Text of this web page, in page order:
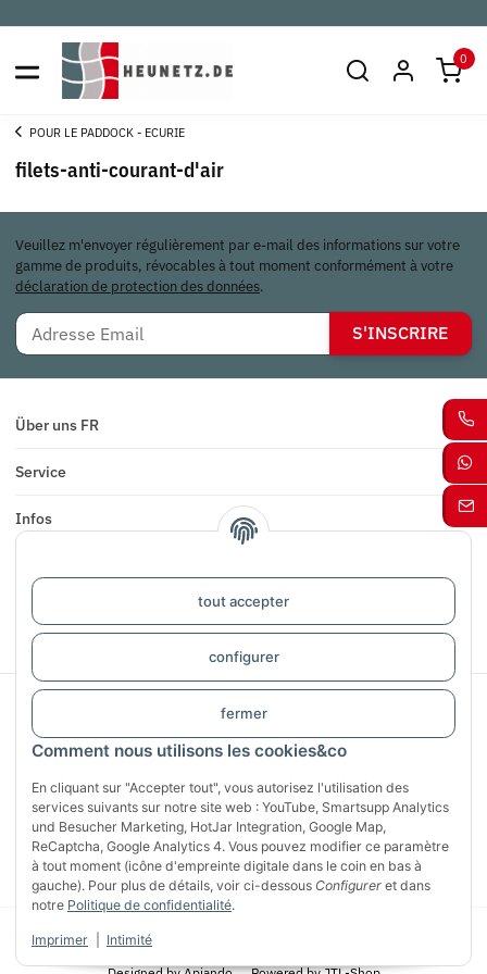
Comment nous utilisons les cookies&co
En cliquant sur "Accepter tout", vous autorisez l'utilisation des
services suivants sur notre site web : YouTube, Smartsupp Analytics
und Besucher Marketing, HotJar Integration, Google Map,
ReCaptcha, Google Analytics 4. Vous pouvez modifier ce paramètre
à tout moment (icône d'empreinte digitale dans le coin en bas à
gauche). Pour plus de détails, voir ci-dessous Configurer et dans
notre Politique de confidentialité.
Imprimer Intimité
tout accepter
configurer
fermer
0
POUR LE PADDOCK - ECURIE
filets-anti-courant-d'air
Veuillez m'envoyer régulièrement par e-mail des informations sur votre
gamme de produits, révocables à tout moment conformément à votre
déclaration de protection des données.
S'INSCRIRE
Über uns FR
Service
Infos
#global.withdrawalForm#
Sichere Zahlung mit:
© 2026 CG Heunetze Christoph Gehrmann
incluse,